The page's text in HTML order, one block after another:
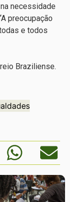
necessidade
preocupação
e todos
Braziliense.